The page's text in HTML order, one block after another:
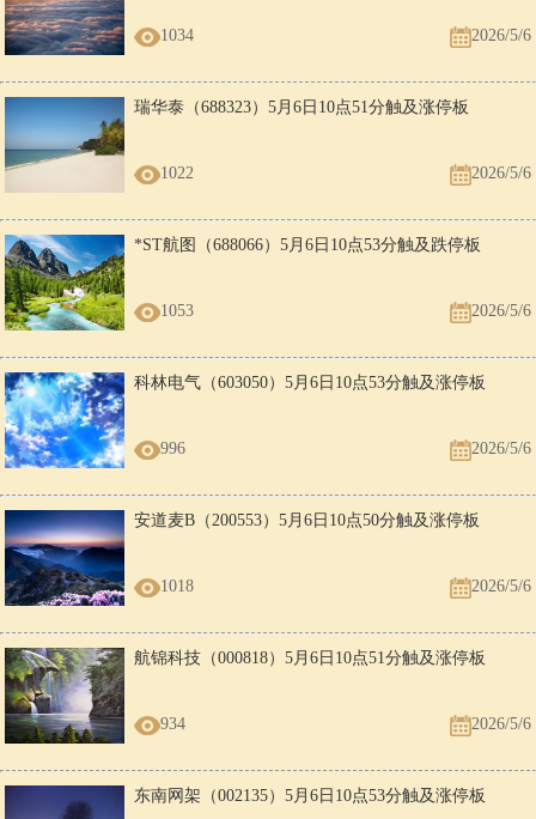
1034 2026/5/6
瑞华泰（688323）5月6日10点51分触及涨停板
1022 2026/5/6
*ST航图（688066）5月6日10点53分触及跌停板
1053 2026/5/6
科林电气（603050）5月6日10点53分触及涨停板
996 2026/5/6
安道麦B（200553）5月6日10点50分触及涨停板
1018 2026/5/6
航锦科技（000818）5月6日10点51分触及涨停板
934 2026/5/6
东南网架（002135）5月6日10点53分触及涨停板